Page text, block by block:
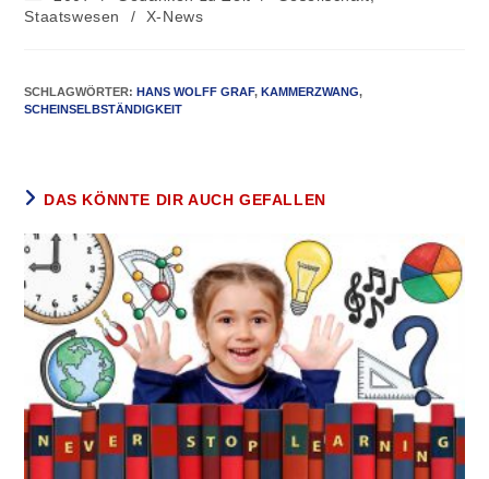
Staatswesen
/ X-News
SCHLAGWÖRTER:HANS WOLFF GRAF, KAMMERZWANG,
SCHEINSELBSTÄNDIGKEIT
DAS KÖNNTE DIR AUCH GEFALLEN